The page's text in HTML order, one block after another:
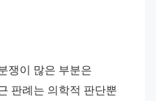
쟁이 많은 부분은
판례는 의학적 판단뿐